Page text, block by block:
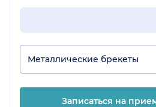
Металлические брекеты
Записаться на